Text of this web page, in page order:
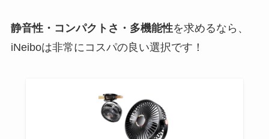
静音性・コンパクトさ・多機能性を求めるなら、
iNeiboは非常にコスパの良い選択です！